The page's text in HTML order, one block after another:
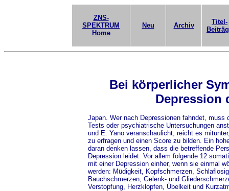
ZNS-
SPEKTRUM
Home
Neu Archiv
Titel-
Bei körperlicher
Depression
Japan. Wer nach Depressionen fahndet,
Tests oder psychiatrische Untersuchungen
und E. Yano veranschaulicht, reicht es
zu erfragen und einen Score zu bilden. Ein
daran denken lassen, dass die betreffende
Depression leidet. Vor allem folgende 12
mit einer Depression einher, wenn sie einmal
werden: Müdigkeit, Kopfschmerzen,
Bauchschmerzen, Gelenk- und
Verstopfung, Herzklopfen, Übelkeit und